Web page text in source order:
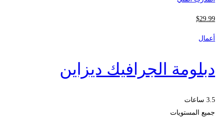
$29 .99
أعمال
دبلومة الجرافيك ديزاين
3.5 ساعات
جميع المستويات